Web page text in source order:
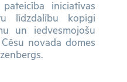
iniciatīvas
līdzdalību kopīgi
un iedvesmojošu
novada domes